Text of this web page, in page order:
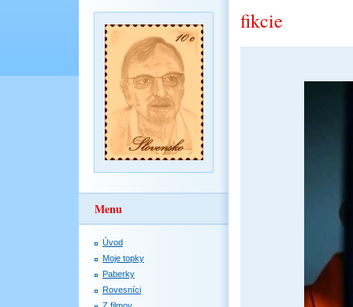
Menu
Úvod
Moje topky
Paberky
Rovesníci
fikcie